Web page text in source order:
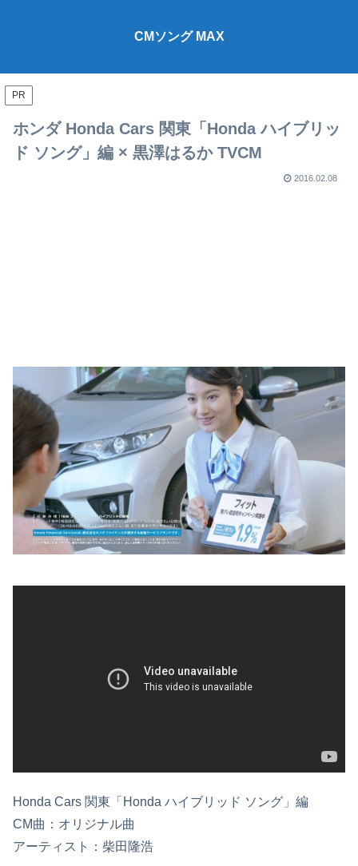
CMソング MAX
PR
ホンダ Honda Cars 関東「Honda ハイブリッ
ド ソング」編 × 黒澤はるか TVCM
2016.02.08
Honda Cars 関東「Honda ハイブリッド ソング」編
CM曲：オリジナル曲
アーティスト：柴田隆浩